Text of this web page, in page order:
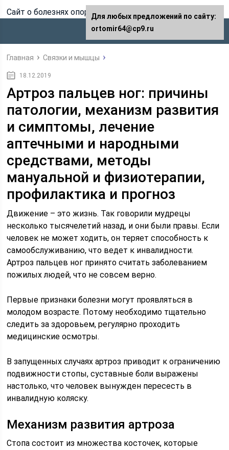
Сайт о болезнях опорно-двигательного аппарата
Главная Связки и мышцы
18.12.2019
Артроз пальцев ног: причины
патологии, механизм развития
и симптомы, лечение
аптечными и народными
средствами, методы
мануальной и физиотерапии,
профилактика и прогноз
Движение – это жизнь. Так говорили мудрецы
несколько тысячелетий назад, и они были правы. Если
человек не может ходить, он теряет способность к
самообслуживанию, что ведет к инвалидности.
Артроз пальцев ног принято считать заболеванием
пожилых людей, что не совсем верно.
Первые признаки болезни могут проявляться в
молодом возрасте. Потому необходимо тщательно
следить за здоровьем, регулярно проходить
медицинские осмотры.
В запущенных случаях артроз приводит к ограничению
подвижности стопы, суставные боли выражены
настолько, что человек вынужден пересесть в
инвалидную коляску.
Механизм развития артроза
Стопа состоит из множества косточек, которые
Для любых предложений по сайту:
ortomir64@cp9.ru